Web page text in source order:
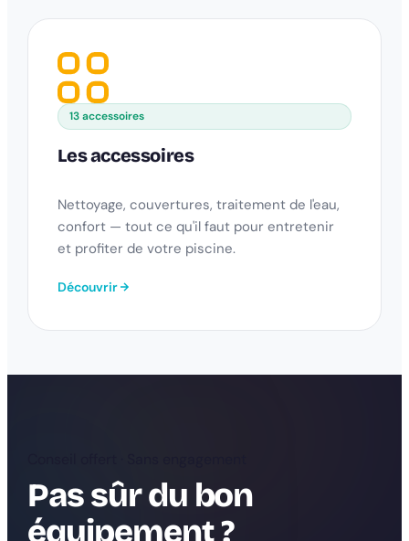
13 accessoires
Les accessoires
Nettoyage, couvertures, traitement de l'eau,
confort — tout ce qu'il faut pour entretenir
et profiter de votre piscine.
Découvrir
Pas sûr du bon
équipement ?